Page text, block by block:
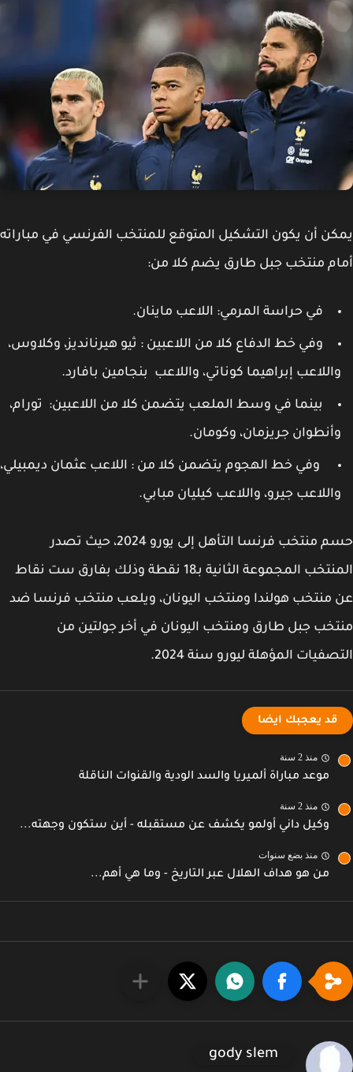
أن يكون التشكيل المتوقع للمنتخب الفرنسي في مباراته
منتخب جبل طارق يضم كلا من:
في حراسة المرمي: اللاعب ماينان.
وفي خط الدفاع كلا من اللاعبين : ثيو هيرنانديز، وكلاوس،
إبراهيما كوناتي، واللاعب بنجامين بافارد.
بينما في وسط الملعب يتضمن كلا من اللاعبين: تورام،
جريزمان، وكومان.
وفي خط الهجوم يتضمن كلا من : اللاعب عثمان ديمبيلي،
جيرو، واللاعب كيليان مبابي.
حسم منتخب فرنسا التأهل إلى يورو 2024، حيث تصدر
المنتخب المجموعة الثانية بـ18 نقطة وذلك بفارق ست نقاط
منتخب هولندا ومنتخب اليونان، ويلعب منتخب فرنسا ضد
جبل طارق ومنتخب اليونان في أخر جولتين من
المؤهلة ليورو سنة 2024.
قد يعجبك ايضا
منذ 2 سنة
موعد مباراة ألميريا والسد الودية والقنوات الناقلة
منذ 2 سنة
وكيل داني أولمو يكشف عن مستقبله - أين ستكون وجهته...
منذ بضع سنوات
من هو هداف الهلال عبر التاريخ - وما هي أهم...
gody slem